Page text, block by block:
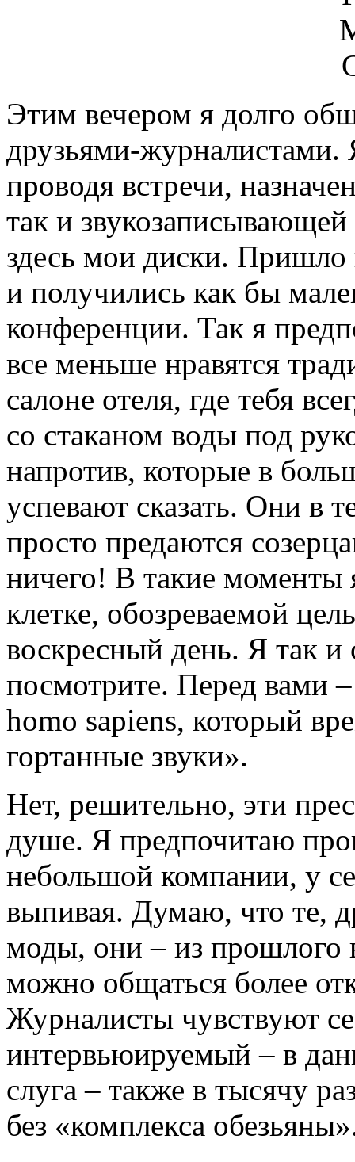
Этим вечером я долго
друзьями-журналистами.
проводя встречи,
так и
здесь мои диски. Пришло
и получились как бы
конференции. Так я
все меньше нравятся
салоне отеля, где тебя
со стаканом воды под
напротив, которые в
успевают сказать. Они в
просто предаются
ничего! В такие моменты
клетке, обозреваемой
воскресный день. Я так
посмотрите. Перед вами
homo sapiens, который
гортанные звуки».
Нет, решительно, эти
душе. Я предпочитаю
небольшой компании, у
выпивая. Думаю, что те,
моды, они – из прошлого
можно общаться более
Журналисты чувствуют
интервьюируемый – в
слуга – также в тысячу
без «комплекса